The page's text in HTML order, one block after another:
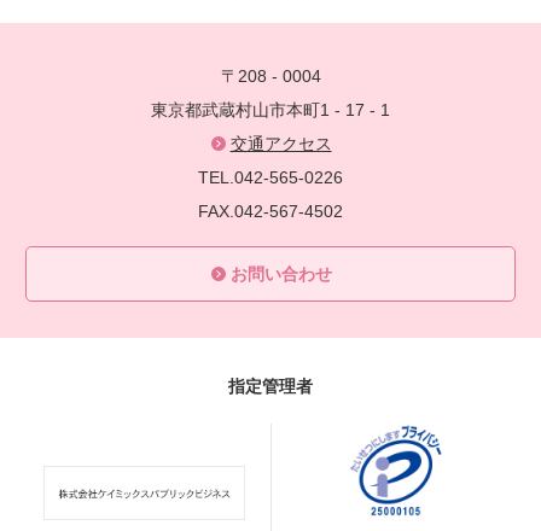
〒208 - 0004
東京都武蔵村山市本町1 - 17 - 1
交通アクセス
TEL.042-565-0226
FAX.042-567-4502
お問い合わせ
指定管理者